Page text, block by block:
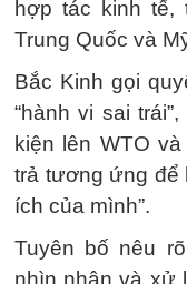
hợp tác kinh tế,
Trung Quốc và
Bắc Kinh gọi
“hành vi sai
kiện lên WTO
trả tương ứng để
ích của mình”.
Tuyên bố nêu
nhìn nhận và xử